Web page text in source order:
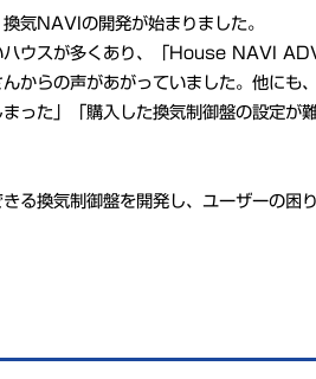
気NAVIの開発が始まりました。
ハウスが多くあり、「House NAVI
からの声があがっていました。他にも
った」「購入した換気制御盤の設定が
る換気制御盤を開発し、ユーザーの